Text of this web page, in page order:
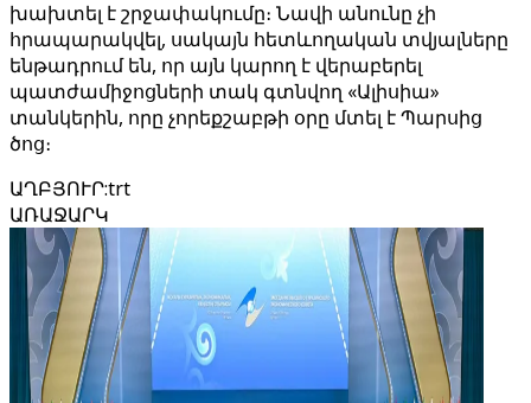
խախտել է շրջափակումը։ Նավի անունը չի
հրապարակվել, սակայն հետևողական տվյալները
ենթադրում են, որ այն կարող է վերաբերել
պատժամիջոցների տակ գտնվող «Ալիսիա»
տանկերին, որը չորեքշաբթի օրը մտել է Պարսից
ծոց։
ԱՂԲՅՈՒՐ:trt
ԱՌԱՋԱՐԿ